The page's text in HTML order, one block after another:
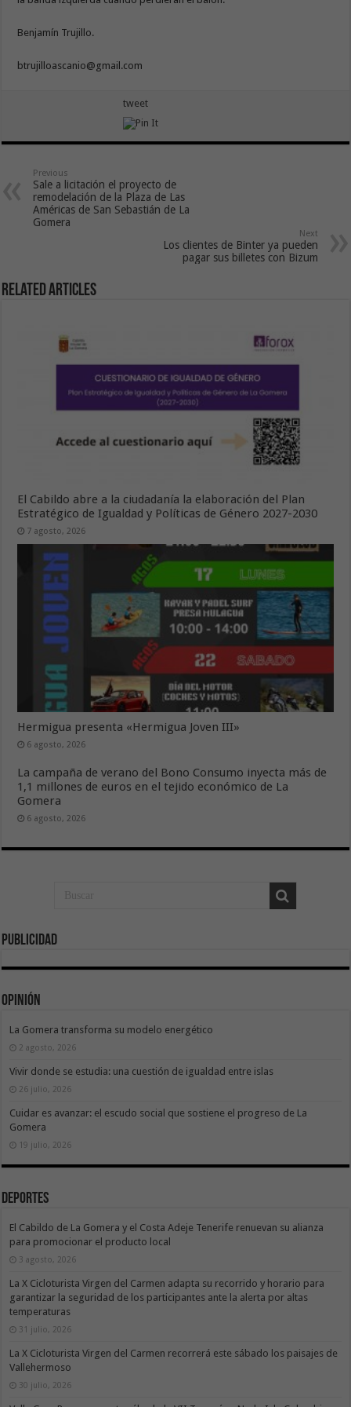
Benjamín Trujillo.
btrujilloascanio@gmail.com
tweet
Previous
Sale a licitación el proyecto de
remodelación de la Plaza de Las
Américas de San Sebastián de La
Gomera
Next
Los clientes de Binter ya pueden
pagar sus billetes con Bizum
Related Articles
El Cabildo abre a la ciudadanía la elaboración del Plan
Estratégico de Igualdad y Políticas de Género 2027-2030
7 agosto, 2026
Hermigua presenta «Hermigua Joven III»
6 agosto, 2026
La campaña de verano del Bono Consumo inyecta más de
1,1 millones de euros en el tejido económico de La
Gomera
6 agosto, 2026
Publicidad
Opinión
La Gomera transforma su modelo energético
2 agosto, 2026
Vivir donde se estudia: una cuestión de igualdad entre islas
26 julio, 2026
Cuidar es avanzar: el escudo social que sostiene el progreso de La
Gomera
19 julio, 2026
Deportes
El Cabildo de La Gomera y el Costa Adeje Tenerife renuevan su alianza
para promocionar el producto local
3 agosto, 2026
La X Cicloturista Virgen del Carmen adapta su recorrido y horario para
garantizar la seguridad de los participantes ante la alerta por altas
temperaturas
31 julio, 2026
La X Cicloturista Virgen del Carmen recorrerá este sábado los paisajes de
Vallehermoso
30 julio, 2026